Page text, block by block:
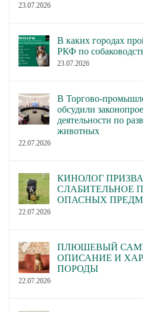
23.07.2026
В каких городах
РКФ по
23.07.2026
В Торгово-
обсудили
деятельности по
животных
22.07.2026
КИНОЛОГ
СЛАБИТЕЛЬНОЕ
ОПАСНЫХ
22.07.2026
ПЛЮШЕВЫЙ
ОПИСАНИЕ И
ПОРОДЫ
22.07.2026